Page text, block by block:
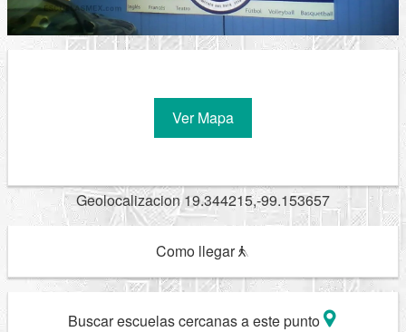
Ver Mapa
Geolocalizacion 19.344215,-99.153657
Como llegar
Buscar escuelas cercanas a este punto